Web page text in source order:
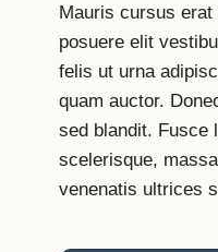
Mauris cursus erat eget elit
posuere elit
felis ut urna
quam auctor. Donec eleifend sit amet ligula
sed blandit. Fusce
scelerisque, massa
venenatis ultrices